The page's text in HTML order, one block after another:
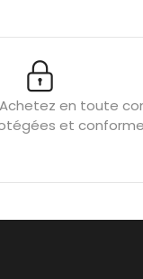
Associer l’œil de tigre
ses émotions
géante Pierres
Achetez en toute
et